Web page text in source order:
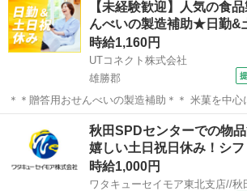
います! 居心地の良さをご自身で実感してみてください♪ ◎は
すいお店を追求◎ 気持ち...
【未経験歓迎】人気の食
んべいの製造補助★日勤
時給1,160円
UTコネクト株式会社
雄勝郡
＊＊贈答用おせんべいの製造補助＊＊ 米菓を中心に製造をおこなって
います！ 未経験歓迎！ 手順書もあるので安心し
♪ 気さくなメンバーが多く働きやすい職場です！ ＜具体的には…＞ ◆
湿度や温度など設備調整...
雄勝郡 倉庫
秋田SPDセンターでの物
嬉しい土日祝日休み！シ
時給1,000円